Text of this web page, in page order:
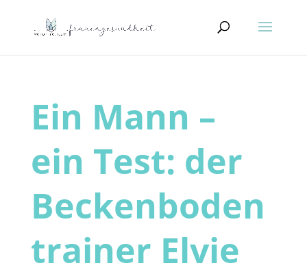
Ein Mann –
ein Test: der
Beckenboden
trainer Elvie